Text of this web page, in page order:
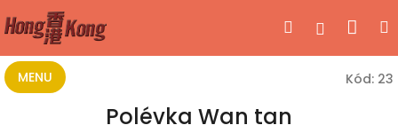
na
obsah
Hledat
MENU Kód: 23
Polévka Wan tan